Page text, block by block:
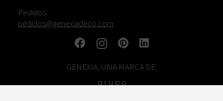
Pedidos:
pedidos@genexiadeco.com
GENEXIA, UNA MARCA DE: